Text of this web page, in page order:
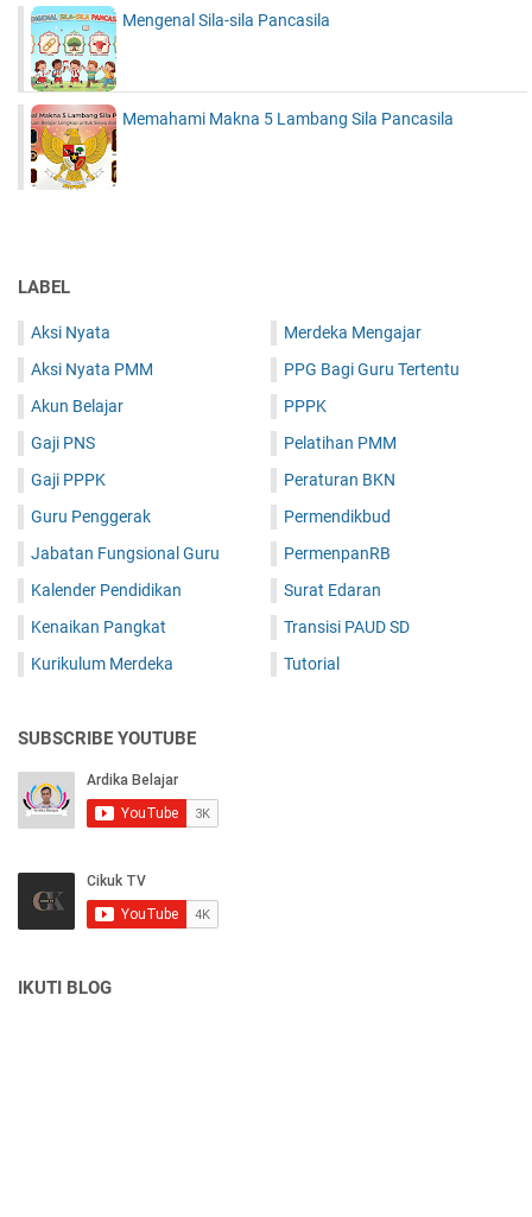
Mengenal Sila-sila Pancasila
Memahami Makna 5 Lambang Sila Pancasila
LABEL
Aksi Nyata
Aksi Nyata PMM
Akun Belajar
Gaji PNS
Gaji PPPK
Guru Penggerak
Jabatan Fungsional Guru
Kalender Pendidikan
Kenaikan Pangkat
Kurikulum Merdeka
Merdeka Mengajar
PPG Bagi Guru Tertentu
PPPK
Pelatihan PMM
Peraturan BKN
Permendikbud
PermenpanRB
Surat Edaran
Transisi PAUD SD
Tutorial
SUBSCRIBE YOUTUBE
IKUTI BLOG